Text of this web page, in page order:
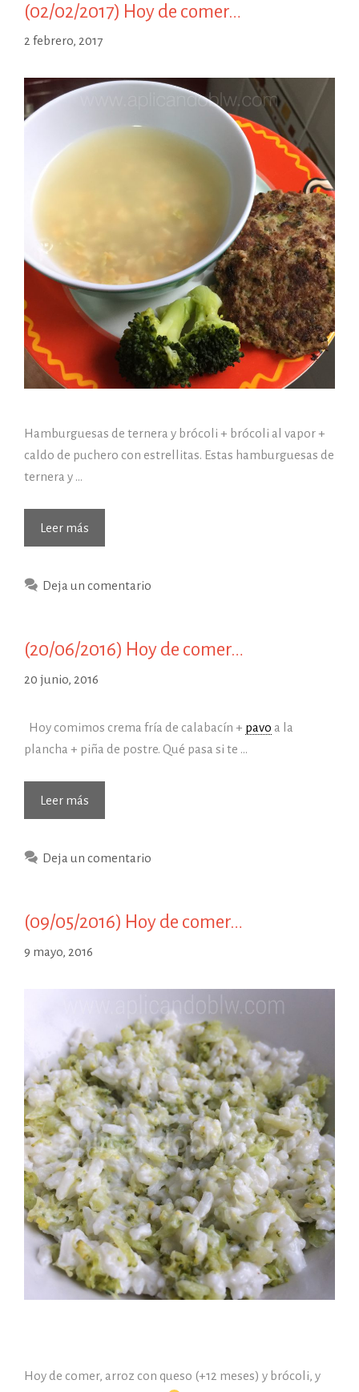
(02/02/2017) Hoy de comer…
2 febrero, 2017
Hamburguesas de ternera y brócoli + brócoli al vapor +
caldo de puchero con estrellitas. Estas hamburguesas de
ternera y …
Leer más
Hoy
comer…
Deja un comentario
(20/06/2016) Hoy de comer…
20 junio, 2016
Hoy comimos crema fría de calabacín + pavo a la
plancha + piña de postre. Qué pasa si te …
Leer más
Hoy
comer…
Deja un comentario
(09/05/2016) Hoy de comer…
9 mayo, 2016
Hoy de comer, arroz con queso (+12 meses) y brócoli, y